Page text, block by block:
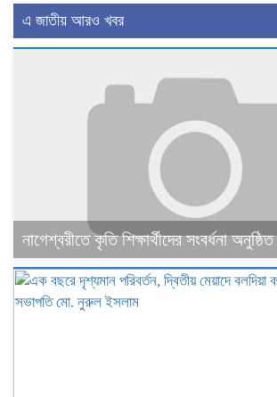
এ জাতীয় আরও খবর
নাগেশ্বরীতে কৃতি শিক্ষার্থীদের সংবর্ধনা অনুষ্ঠিত